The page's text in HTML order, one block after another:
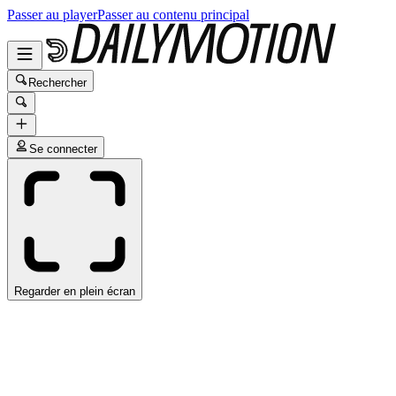
Passer au playerPasser au contenu principal
Rechercher
Se connecter
Regarder en plein écran